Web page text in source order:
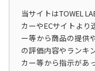
当サイトはTOWEL
カーやECサイトよ
ー等から商品の提供
の評価内容やランキ
カー等から指示があ